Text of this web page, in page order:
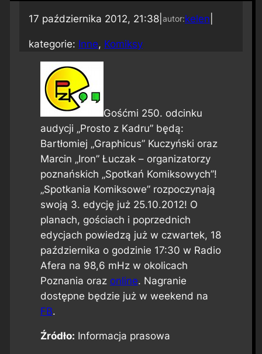
17 października 2012, 21:38| autor:kelen
kategorie: Inne, Komiksy
Gośćmi 250. odcinku
audycji „Prosto z Kadru” będą:
Bartłomiej „Graphicus” Kuczyński oraz
Marcin „Iron” Łuczak – organizatorzy
poznańskich „Spotkań Komiksowych”!
„Spotkania Komiksowe” rozpoczynają
swoją 3. edycję już 25.10.2012! O
planach, gościach i poprzednich
edycjach powiedzą już w czwartek, 18
października o godzinie 17:30 w Radio
Afera na 98,6 mHz w okolicach
Poznania oraz online. Nagranie
dostępne będzie już w weekend na
FB.
Źródło: Informacja prasowa